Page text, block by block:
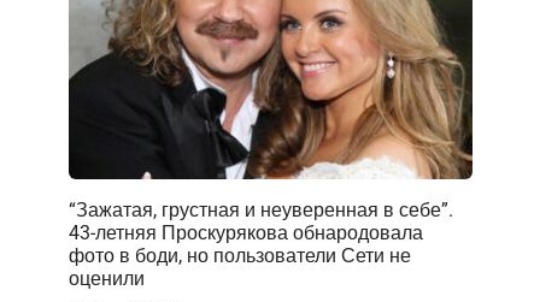
“Зажатая, грустная и неуверенная в себе”.
43-летняя Проскурякова обнародовала
фото в боди, но пользователи Сети не
оценили